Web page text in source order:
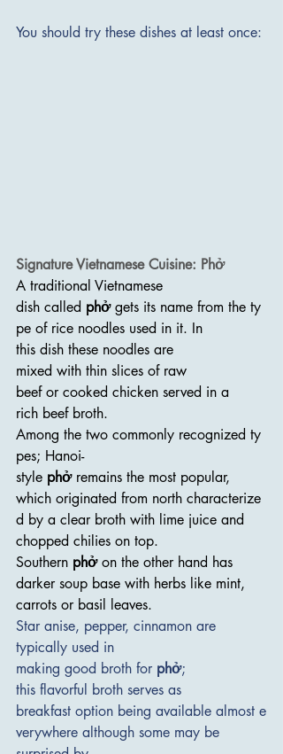
You should try these dishes at least once:
Signature Vietnamese Cuisine: Phở
A traditional Vietnamese
dish called phở gets its name from the ty
pe of rice noodles used in it. In
this dish these noodles are
mixed with thin slices of raw
beef or cooked chicken served in a
rich beef broth.
Among the two commonly recognized ty
pes; Hanoi-
style phở remains the most popular,
which originated from north characterize
d by a clear broth with lime juice and
chopped chilies on top.
Southern phở on the other hand has
darker soup base with herbs like mint,
carrots or basil leaves.
Star anise, pepper, cinnamon are
typically used in
making good broth for phở;
this flavorful broth serves as
breakfast option being available almost e
verywhere although some may be